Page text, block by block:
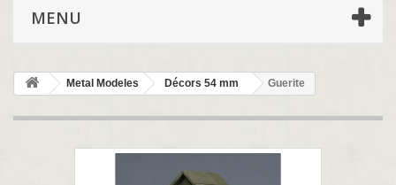
MENU
Metal Modeles Décors 54 mm Guerite